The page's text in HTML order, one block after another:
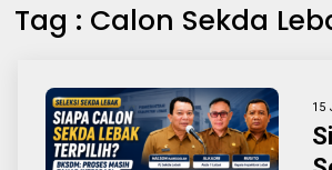
Tag : Calon Sekda
15